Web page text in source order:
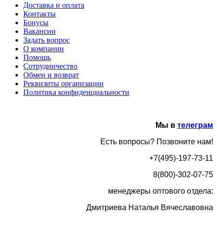
Доставка и оплата
Контакты
Бонусы
Вакансии
Задать вопрос
О компании
Помощь
Сотрудничество
Обмен и возврат
Реквизиты организации
Политика конфиденциальности
Мы в телеграм
Есть вопросы? Позвоните нам!
+7(495)-197-73-11
8(800)-302-07-75
менеджеры оптового отдела:
Дмитриева Наталья Вячеславовна